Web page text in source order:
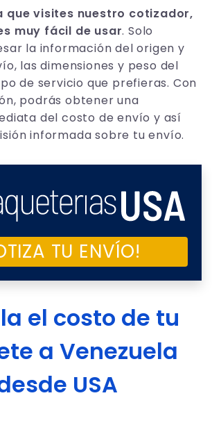
que visites nuestro cotizador,
muy fácil de usar. Solo
la información del origen y
las dimensiones y peso del
de servicio que prefieras. Con
podrás obtener una
del costo de envío y así
informada sobre tu envío.
TU ENVÍO!
el costo de tu
a Venezuela
USA